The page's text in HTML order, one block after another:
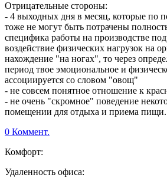
Отрицательные стороны:
- 4 выходных дня в месяц, которые по
тоже не могут быть потрачены
специфика работы на производстве
воздействие физических нагрузок на
нахождение "на ногах", то через
период твое эмоциональное и
ассоциируется со словом "овощ"
- не совсем понятное отношение к
- не очень "скромное" поведение
помещении для отдыха и приема пищи.
0 Коммент.
Комфорт:
Удаленность офиса: